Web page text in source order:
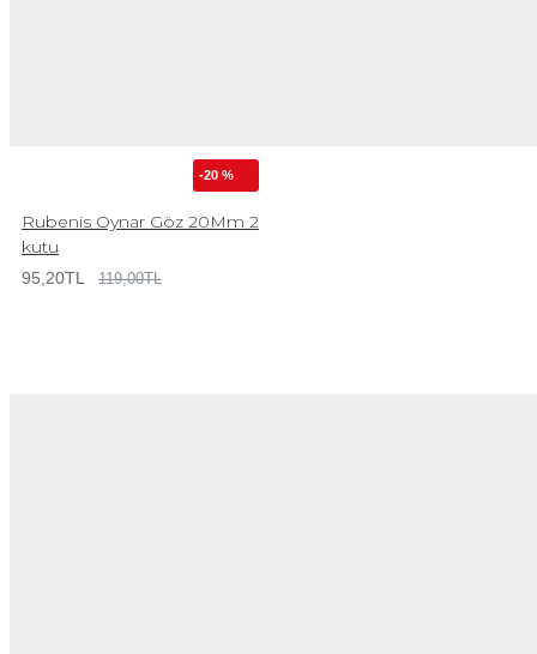
-20 %
Rubenis Oynar Göz 20Mm 2
kutu
95,20TL 119,00TL